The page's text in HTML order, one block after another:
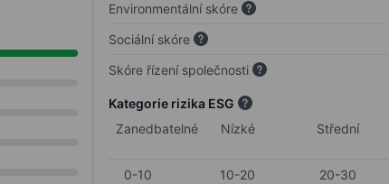
Environmentální skóre
Sociální skóre
Skóre řízení společnosti
Kategorie rizika ESG
Zanedbatelné
Nízké Střední
0-10 10-20 20-30